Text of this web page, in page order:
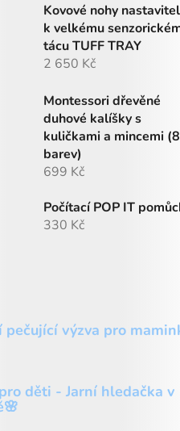
Kovové nohy
k velkému
tácu TUFF TRAY
2 650 Kč
Montessori dřevěné
duhové kalíšky s
kuličkami a mincemi (8
barev)
699 Kč
Počítací POP IT
330 Kč
pečující výzva pro
děti - Jarní hledačka v